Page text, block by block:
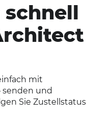
mit
senden und
Sie Zustellstatus